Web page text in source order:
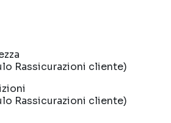
Rassicurazioni cliente)
Rassicurazioni cliente)